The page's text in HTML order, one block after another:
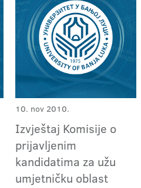
10. nov 2010.
Izvještaj Komisije o
prijavljenim
kandidatima za užu
umjetničku oblast